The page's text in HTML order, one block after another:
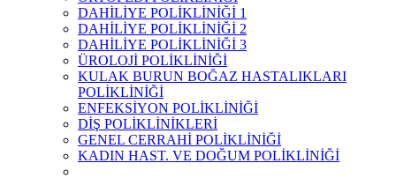
DAHİLİYE POLİKLİNİĞİ 1
DAHİLİYE POLİKLİNİĞİ 2
DAHİLİYE POLİKLİNİĞİ 3
ÜROLOJİ POLİKLİNİĞİ
KULAK BURUN BOĞAZ HASTALIKLARI
POLİKLİNİĞİ
ENFEKSİYON POLİKLİNİĞİ
DİŞ POLİKLİNİKLERİ
GENEL CERRAHİ POLİKLİNİĞİ
KADIN HAST. VE DOĞUM POLİKLİNİĞİ